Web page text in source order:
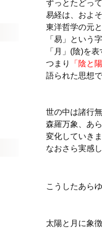
ずっとたどっ
易経は、およ
東洋哲学の元
「易」という
「月」(陰)を
つまり
「陰と
語られた思想
世の中は諸行
森羅万象、あ
変化していき
なおさら実感
こうしたあら
太陽と月に象